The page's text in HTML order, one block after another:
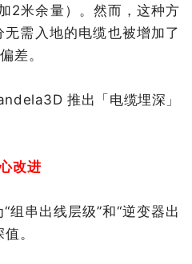
2米余量）。然而，这种方
需入地的电缆也被增加了
差。
推出「电缆埋深」
改进
组串出线层级”和“逆变器出
。